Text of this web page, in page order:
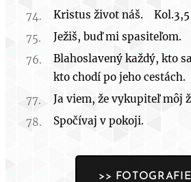
Kristus život náš. Kol.3,5
Ježiš, buď mi spasiteľom.
Blahoslavený každý, kto
kto chodí po jeho cestách.
Ja viem, že vykupiteľ môj
Spočívaj v pokoji.
>>